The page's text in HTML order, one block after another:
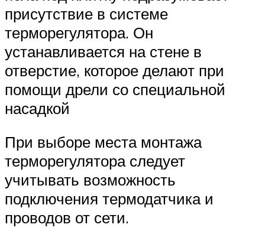
присутствие в системе
терморегулятора. Он
устанавливается на стене в
отверстие, которое делают при
помощи дрели со специальной
насадкой
При выборе места монтажа
терморегулятора следует
учитывать возможность
подключения термодатчика и
проводов от сети.